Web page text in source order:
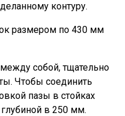
контуру.
размером по 430 мм
собой, тщательно
Чтобы соединить
пазы в стойках
в 250 мм.